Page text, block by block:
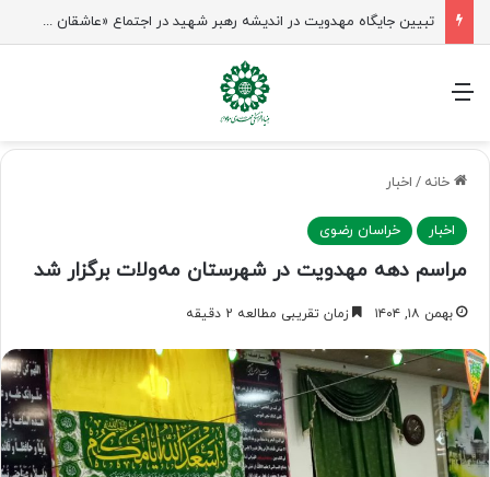
منو
خانه / اخبار
اخبار خراسان رضوی
مراسم دهه مهدویت در شهرستان مه‌ولات برگزار شد
بهمن ۱۸, ۱۴۰۴ زمان تقریبی مطالعه 2 دقیقه